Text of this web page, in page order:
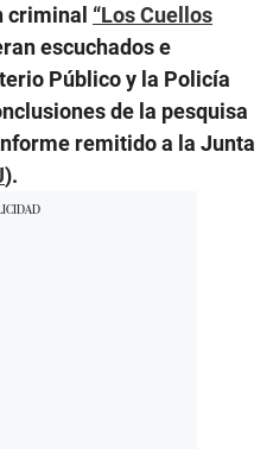
criminal “Los Cuellos
escuchados e
Público y la Policía
de la pesquisa
remitido a la Junta
).